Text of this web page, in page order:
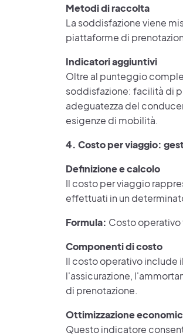
Metodi di raccolta
La soddisfazione viene
piattaforme di
Indicatori aggiuntivi
Oltre al punteggio
soddisfazione: facilità di
adeguatezza del
esigenze di mobilità.
4. Costo per viaggio:
Definizione e calcolo
Il costo per viaggio
effettuati in un
Formula: Costo
Componenti di costo
Il costo operativo include
l'assicurazione,
di prenotazione.
Ottimizzazione
Questo indicatore